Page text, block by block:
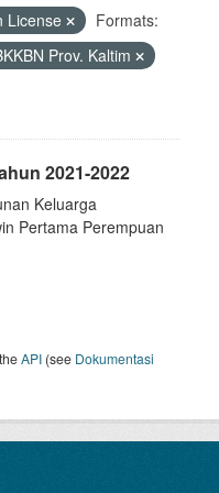
License
Formats:
Prov. Kaltim
2021-2022
Keluarga
Pertama Perempuan
API (see Dokumentasi